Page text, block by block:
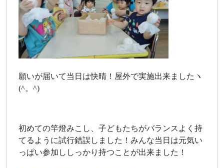
願いが届いて当日は快晴！屋外で実施出来ましたヽ
(^。^)
初めての竿燈みこし、子どもたちがバランスよく持
てるように試行錯誤しました！みんな当日は元気い
っぱい参加ししっかり持つことが出来ました！